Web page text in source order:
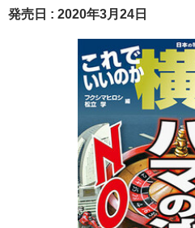
発売日 : 2020年3月24日